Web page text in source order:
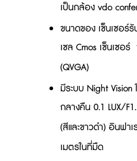
เป็นกล้อง vdo
ขนาดของ เซ็นเซอ
เซล Cmos เซ็นเซอ
(QVGA)
มีระบบ Night Vision
กลางคืน 0.1 LUX/
(สีและขาวดำ) อินฟา
เมตรในที่มืด